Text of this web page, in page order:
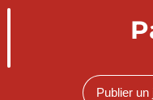
Publier un